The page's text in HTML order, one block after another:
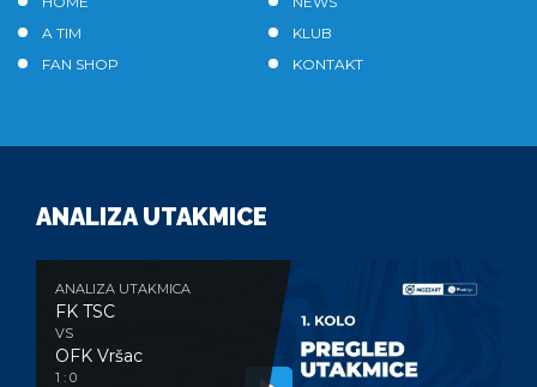
A TIM
KLUB
FAN SHOP
KONTAKT
ANALIZA UTAKMICE
ANALIZA UTAKMICA
FK TSC
VS
OFK Vršac
1 : 0